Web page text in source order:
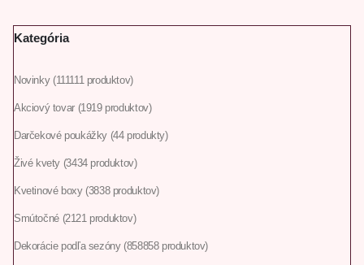
Kategória
Novinky 111111 produktov
Akciový tovar 1919 produktov
Darčekové poukážky 44 produkty
Živé kvety 3434 produktov
Kvetinové boxy 3838 produktov
Smútočné 2121 produktov
Dekorácie podľa sezóny 858858 produktov